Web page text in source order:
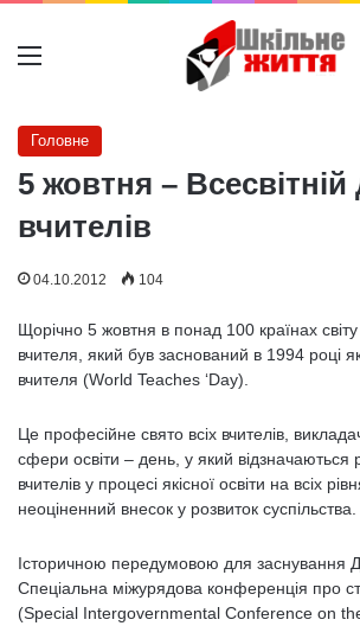
Меню
Головне
5 жовтня – Всесвітній
вчителів
04.10.2012 104
Щорічно 5 жовтня в понад 100 країнах
вчителя, який був заснований в 1994 році
вчителя (World Teaches ‘Day).
Це професійне свято всіх вчителів,
сфери освіти – день, у який відзначаються
вчителів у процесі якісної освіти на всіх
неоціненний внесок у розвиток суспільства.
Історичною передумовою для заснування
Спеціальна міжурядова конференція про
(Special Intergovernmental Conference on